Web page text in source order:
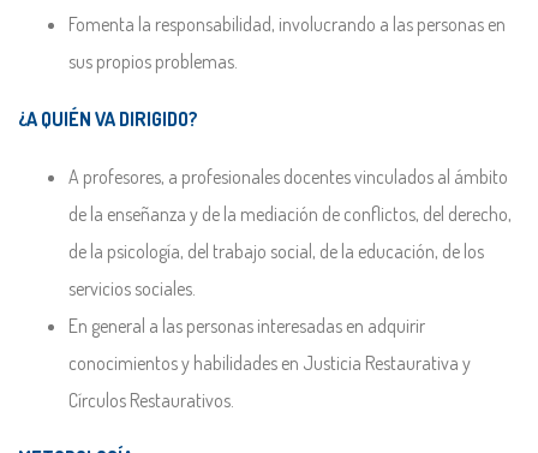
Fomenta la responsabilidad, involucrando a las personas en
sus propios problemas.
¿A QUIÉN VA DIRIGIDO?
A profesores, a profesionales docentes vinculados al ámbito
de la enseñanza y de la mediación de conflictos, del derecho,
de la psicología, del trabajo social, de la educación, de los
servicios sociales.
En general a las personas interesadas en adquirir
conocimientos y habilidades en Justicia Restaurativa y
Círculos Restaurativos.